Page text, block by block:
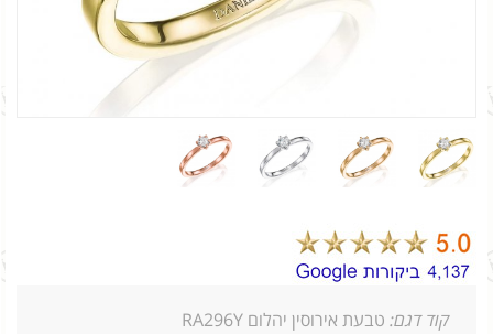
קוד דגם: טבעת אירוסין יהלום RA296Y